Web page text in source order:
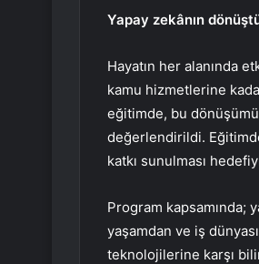
Yapay zekânın
Hayatın her alanında
kamu hizmetlerine
eğitimde, bu
değerlendirildi.
katkı sunulması
Program kapsamında;
yaşamdan ve iş
teknolojilerine karşı